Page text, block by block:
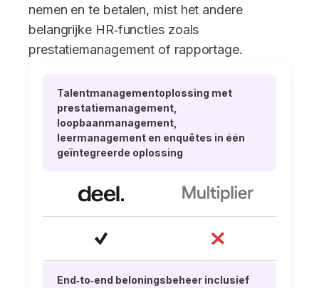
nemen en te betalen, mist het andere
belangrijke HR‑functies zoals
prestatiemanagement of rapportage.
Talentmanagementoplossing met
prestatiemanagement,
loopbaanmanagement,
leermanagement en enquêtes in één
geïntegreerde oplossing
End‑to‑end beloningsbeheer inclusief